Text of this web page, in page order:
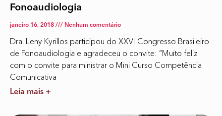
Fonoaudiologia
janeiro 16, 2018 Nenhum comentário
Dra. Leny Kyrillos participou do XXVI Congresso Brasileiro
de Fonoaudiologia e agradeceu o convite: “Muito feliz
com o convite para ministrar o Mini Curso Competência
Comunicativa
Leia mais +